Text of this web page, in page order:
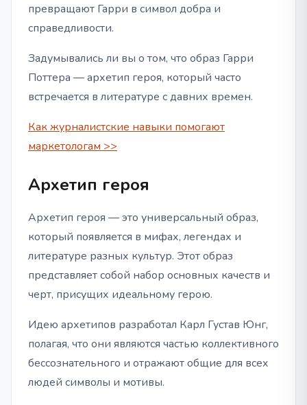
превращают Гарри в символ добра и
справедливости.
Задумывались ли вы о том, что образ Гарри
Поттера — архетип героя, который часто
встречается в литературе с давних времен.
Как журналистские навыки помогают
маркетологам >>
Архетип героя
Архетип героя — это универсальный образ,
который появляется в мифах, легендах и
литературе разных культур. Этот образ
представляет собой набор основных качеств и
черт, присущих идеальному герою.
Идею архетипов разработал Карл Густав Юнг,
полагая, что они являются частью коллективного
бессознательного и отражают общие для всех
людей символы и мотивы.